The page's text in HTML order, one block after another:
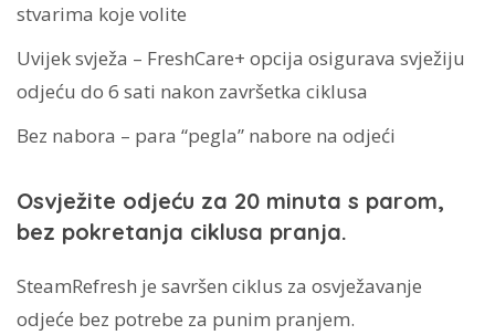
stvarima koje volite
Uvijek svježa – FreshCare+ opcija osigurava svježiju
odjeću do 6 sati nakon završetka ciklusa
Bez nabora – para “pegla” nabore na odjeći
Osvježite odjeću za 20 minuta s parom,
bez pokretanja ciklusa pranja.
SteamRefresh je savršen ciklus za osvježavanje
odjeće bez potrebe za punim pranjem.